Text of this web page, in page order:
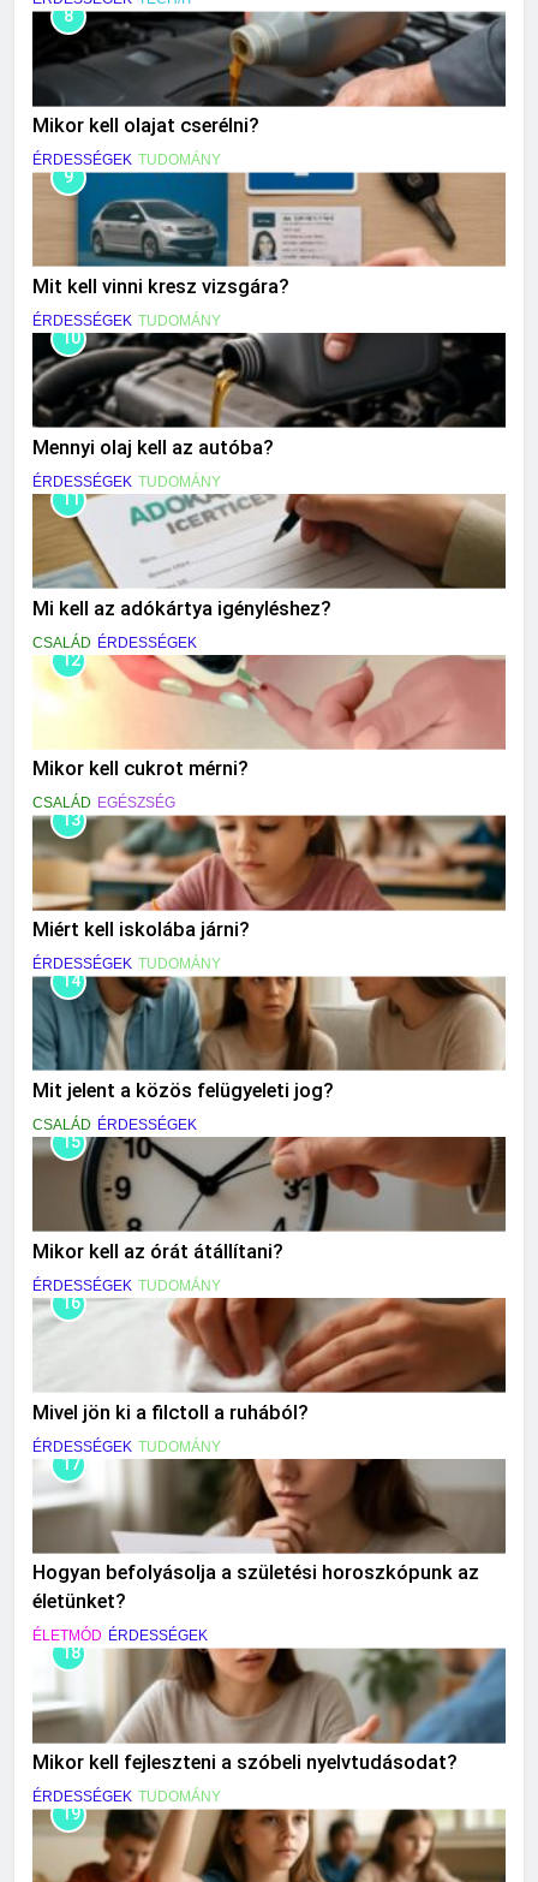
8
Mikor kell olajat cserélni?
ÉRDESSÉGEK TUDOMÁNY
9
Mit kell vinni kresz vizsgára?
ÉRDESSÉGEK TUDOMÁNY
10
Mennyi olaj kell az autóba?
ÉRDESSÉGEK TUDOMÁNY
11
Mi kell az adókártya igényléshez?
CSALÁD ÉRDESSÉGEK
12
Mikor kell cukrot mérni?
CSALÁD EGÉSZSÉG
13
Miért kell iskolába járni?
ÉRDESSÉGEK TUDOMÁNY
14
Mit jelent a közös felügyeleti jog?
CSALÁD ÉRDESSÉGEK
15
Mikor kell az órát átállítani?
ÉRDESSÉGEK TUDOMÁNY
16
Mivel jön ki a filctoll a ruhából?
ÉRDESSÉGEK TUDOMÁNY
17
Hogyan befolyásolja a születési horoszkópunk az
életünket?
ÉLETMÓD ÉRDESSÉGEK
18
Mikor kell fejleszteni a szóbeli nyelvtudásodat?
ÉRDESSÉGEK TUDOMÁNY
19